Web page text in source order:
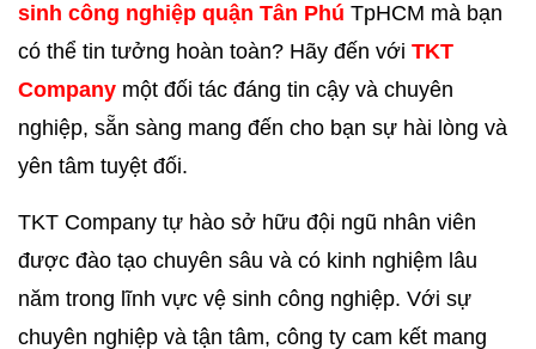
sinh công nghiệp quận Tân Phú TpHCM mà bạn
có thể tin tưởng hoàn toàn? Hãy đến với TKT
Company một đối tác đáng tin cậy và chuyên
nghiệp, sẵn sàng mang đến cho bạn sự hài lòng và
yên tâm tuyệt đối.
TKT Company tự hào sở hữu đội ngũ nhân viên
được đào tạo chuyên sâu và có kinh nghiệm lâu
năm trong lĩnh vực vệ sinh công nghiệp. Với sự
chuyên nghiệp và tận tâm, công ty cam kết mang